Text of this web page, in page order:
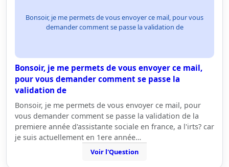
Bonsoir, je me permets de vous envoyer ce mail, pour vous
demander comment se passe la validation de
Bonsoir, je me permets de vous envoyer ce mail,
pour vous demander comment se passe la
validation de
Bonsoir, je me permets de vous envoyer ce mail, pour
vous demander comment se passe la validation de la
premiere année d'assistante sociale en france, a l'irts? car
je suis actuellement en 1ere année…
Voir l'Question